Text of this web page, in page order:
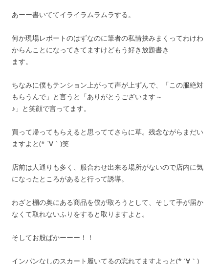
あーー書いててイライラムラムラする。
何か現場レポートのはずなのに筆者の私情挟みまくってわけわ
からんことになってきてますけどもう好き放題書き
ます。
ちなみに僕もテンション上がって声が上ずんで、「この服絶対
もらうんで」と言うと「ありがとうございます～
♪」と笑顔で言ってます。
買って帰ってもらえると思っててさらに草。残念ながらまだい
ますよと(* ´∀｀)笑
店前は人通りも多く、服合わせ出来る場所がないので店内に気
になったところがあると行って誘導。
わざと棚の奥にある商品を僕が取ろうとして、そして手が届か
なくて取れないふりをすると取りますよと。
そしてお股ぱかーーー！！
インパンなしのスカート履いてるの忘れてますよっと(* ´∀｀)